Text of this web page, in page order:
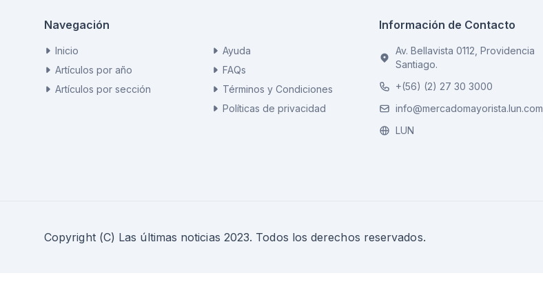
Navegación
Inicio
Artículos por año
Artículos por sección
Ayuda
FAQs
Términos y Condiciones
Políticas de privacidad
Información de Contacto
Av. Bellavista 0112, Providencia
Santiago.
+(56) (2) 27 30 3000
info@mercadomayorista.lun.com
LUN
Copyright (C) Las últimas noticias 2023. Todos los derechos reservados.